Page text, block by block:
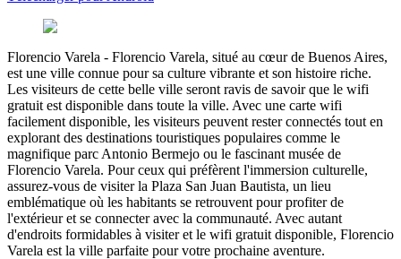
Florencio Varela - Florencio Varela, situé au cœur de Buenos Aires,
est une ville connue pour sa culture vibrante et son histoire riche.
Les visiteurs de cette belle ville seront ravis de savoir que le wifi
gratuit est disponible dans toute la ville. Avec une carte wifi
facilement disponible, les visiteurs peuvent rester connectés tout en
explorant des destinations touristiques populaires comme le
magnifique parc Antonio Bermejo ou le fascinant musée de
Florencio Varela. Pour ceux qui préfèrent l'immersion culturelle,
assurez-vous de visiter la Plaza San Juan Bautista, un lieu
emblématique où les habitants se retrouvent pour profiter de
l'extérieur et se connecter avec la communauté. Avec autant
d'endroits formidables à visiter et le wifi gratuit disponible, Florencio
Varela est la ville parfaite pour votre prochaine aventure.